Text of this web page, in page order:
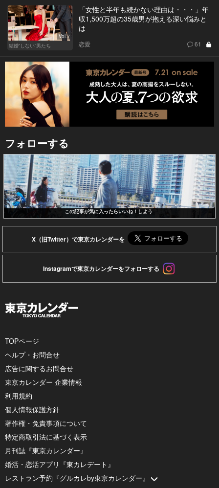
Vol.7
結婚“しない”男たち
「女性と半年も続かない理由は・・・」年
収1,500万超の35歳男が抱える深い悩みと
は
恋愛 61
フォローする
この記事が気に入ったらいいね！しよう
X（旧Twitter）で東京カレンダーを
Instagramで東京カレンダーをフォローする
TOPページ
ヘルプ・お問合せ
広告に関するお問合せ
東京カレンダー 企業情報
利用規約
個人情報保護方針
著作権・免責事項について
特定商取引法に基づく表示
月刊誌『東京カレンダー』
婚活・恋活アプリ『東カレデート』
レストラン予約『グルカレby東京カレンダー』